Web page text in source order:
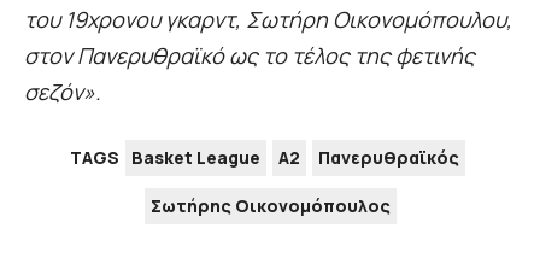
του 19χρονου γκαρντ, Σωτήρη Οικονομόπουλου,
στον Πανερυθραϊκό ως το τέλος της φετινής
σεζόν».
TAGS Basket League Α2 Πανερυθραϊκός
Σωτήρης Οικονομόπουλος